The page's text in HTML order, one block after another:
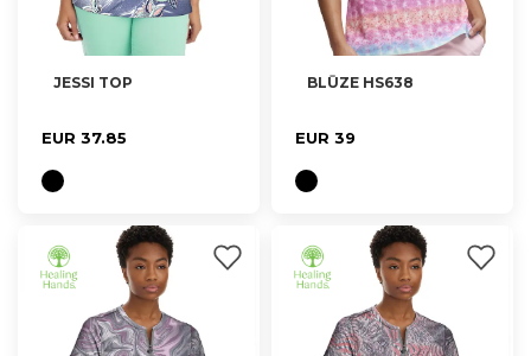
JESSI TOP
EUR 37.85
BLŪZE HS638
EUR 39